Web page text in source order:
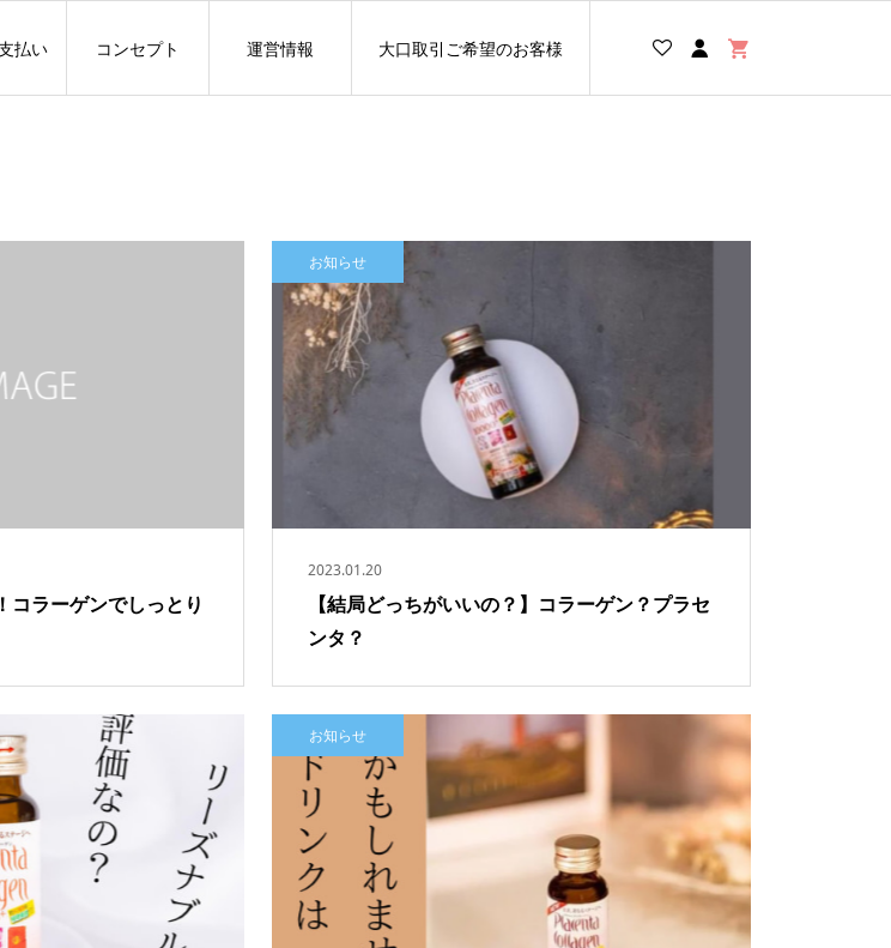
払い コンセプト 運営情報 大口取引ご希望のお客様
コラーゲンでしっとり
2023.01.20
【結局どっちがいいの？】コラーゲン？プラセ
ンタ？
お知らせ
お知らせ
プラセンタコラーゲン10000プ
ラス（3本×1箱）
プラセンタコラーゲン15000プ
ラス（10本×1箱）
¥4,104